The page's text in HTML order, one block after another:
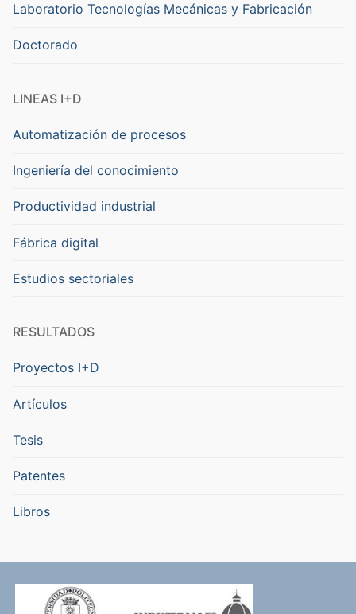
Laboratorio Tecnologías Mecánicas y Fabricación
Doctorado
LINEAS I+D
Automatización de procesos
Ingeniería del conocimiento
Productividad industrial
Fábrica digital
Estudios sectoriales
RESULTADOS
Proyectos I+D
Artículos
Tesis
Patentes
Libros